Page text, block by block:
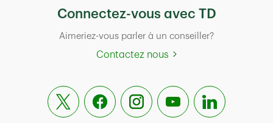
Connectez-vous avec TD
Aimeriez-vous parler à un conseiller?
Contactez nous